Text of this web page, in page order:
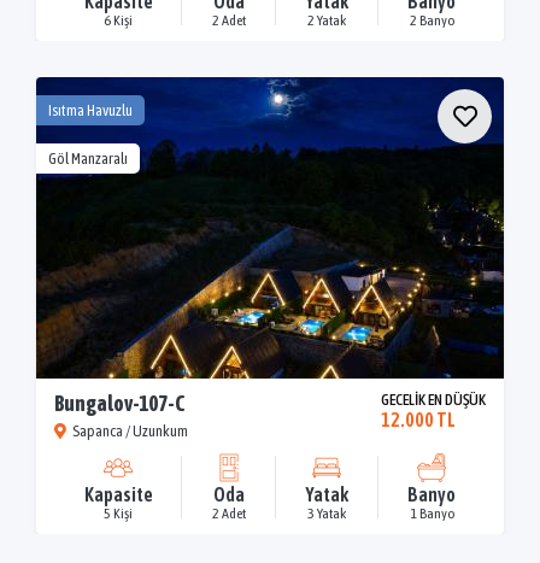
6 Kişi 2 Adet 2 Yatak 2 Banyo
Isıtma Havuzlu
Göl Manzaralı
Bungalov-107-C
Sapanca / Uzunkum
GECELİK EN DÜŞÜK
12.000 TL
Kapasite
5 Kişi
Oda
2 Adet
Yatak
3 Yatak
Banyo
1 Banyo